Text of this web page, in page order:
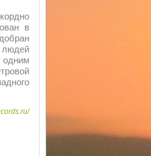
в
людей
одним